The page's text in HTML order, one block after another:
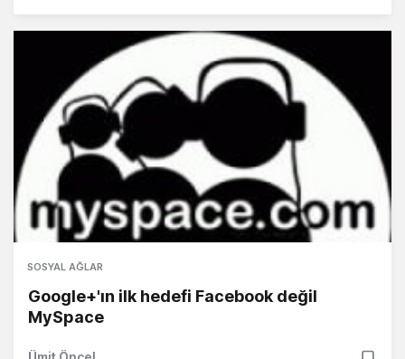
SOSYAL AĞLAR
Google+'ın ilk hedefi Facebook değil
MySpace